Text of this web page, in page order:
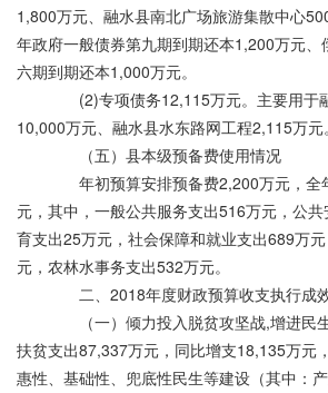
1,800万元、融水县南北广场旅游集散中心
年政府一般债券第九期到期还本1,200万元
六期到期还本1,000万元。
(2)专项债务12,115万元。主要用于
10,000万元、融水县水东路网工程2,115万元。
（五）县本级预备费使用情况
年初预算安排预备费2,200万元，全
元，其中，一般公共服务支出516万元，公
育支出25万元，社会保障和就业支出689万
元，农林水事务支出532万元。
二、2018年度财政预算收支执行成
（一）倾力投入脱贫攻坚战,增进民
扶贫支出87,337万元，同比增支18,135万元
惠性、基础性、兜底性民生等建设（其中：